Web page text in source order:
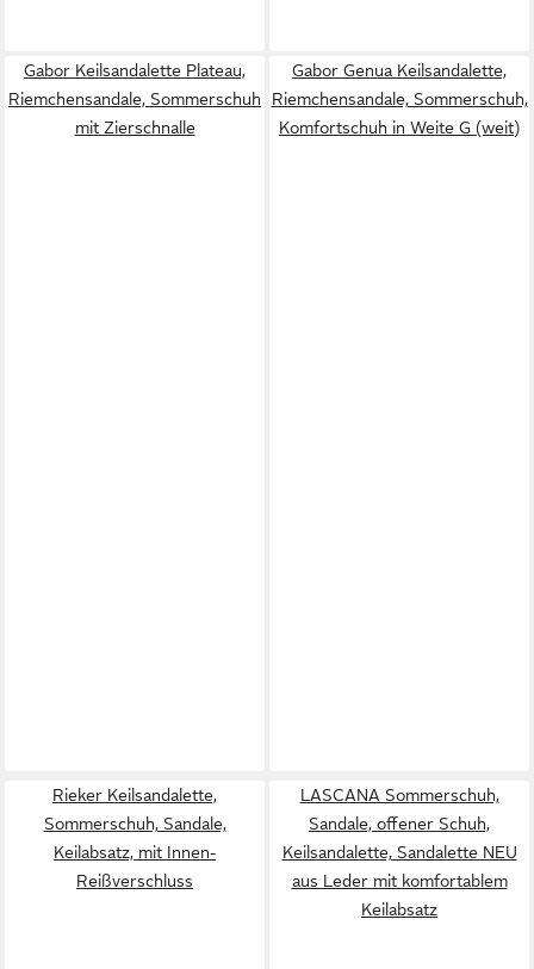
Gabor Keilsandalette Plateau,
Riemchensandale, Sommerschuh
mit Zierschnalle
Gabor Genua Keilsandalette,
Riemchensandale, Sommerschuh,
Komfortschuh in Weite G (weit)
Rieker Keilsandalette,
Sommerschuh, Sandale,
Keilabsatz, mit Innen-
Reißverschluss
LASCANA Sommerschuh,
Sandale, offener Schuh,
Keilsandalette, Sandalette NEU
aus Leder mit komfortablem
Keilabsatz